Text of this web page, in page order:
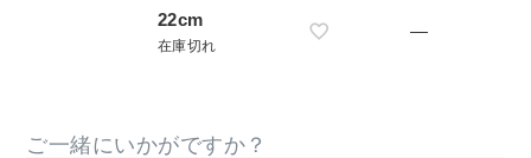
22cm
在庫切れ
—
ご一緒にいかがですか？